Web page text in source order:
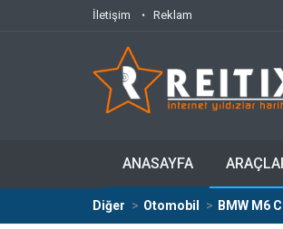
İletişim Reklam
ANASAYFA
Diğer Otomobil BMW M6